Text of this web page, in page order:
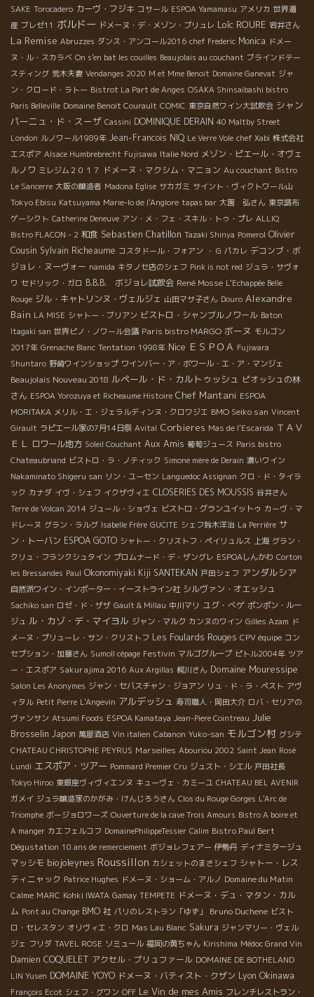
SAKE Torocadero カーヴ・フジキ コサール ESPOA Yamamasu アメリカ 世界遺
産 ブレゼ11 ボルドー ドメーヌ・デ・メゾン・ブリュレ Loïc ROURE 岩井さん
La Remise Abruzzes ダンス・アンコール2016 chef Frederic Monica ドメー
ヌ・ル・スカラベ On s'en bat les couilles Beaujolais au couchant ブラインドテー
スティング 荒木夫妻 Vendanges 2020 M et Mme Benoit Domaine Ganevat ジャ
ン・クロード・ラトー Bistrot La Part de Anges OSAKA Shinsaibashi bistro
Paris Belleville Domaine Benoit Courault COMIC 東京自然ワイン大試飲会 シャン
パーニュ・ド・スーザ Cassini DOMINIQUE DERAIN 40 Maltby Street
London ルノワール1989年 Jean-Francois NIQ Le Verre Vole chef Xabi 株式会社
エスポア Alsace Humbrebrecht Fujisawa Italie Nord メゾン・ピエール・オヴェ
ルノワ ミレジム２０１７ ドメーヌ・マクシム・マニョン Au couchant Bistro
Le Sancerre 大阪の醸造者 Madona Eglise サカガミ サイント・ヴィクトワール山
Tokyo Ebisu Katsuyama Marie-lo de l'Anglore tapas bar 大園 弘さん 東京調布
ゲーシクト Catherine Deneuve アン・メ・フェ・スキル・トゥ・プレ ALLIQ
Bistro FLACON - 2 和食 Sebastien Chatillon Tazaki Shinya Pomerol Olivier
Cousin Sylvain Richeaume コスタドール・フォアン ・ G パカレ デコンブ・ボ
ジョレ・ヌーヴォー namida キタノセ店のシェフ Pink is not red ジュラ・サヴォ
ワ セドリック・ガロ B.B.B. ボジョレ試飲会 René Mosse L'Echappée Belle
Rouge ジル・キャトリンヌ・ヴェルジェ 山田マサ子さん Douro Alexandre
Bain LA MISE シャトー・ブリアン ビストロ・シャンブルノワール Baton
Itagaki san 世界ピノ・ノワール会議 Paris bistro MARGO ボーヌ モルゴン
2017年 Grenache Blanc Tentation 1998年 Nice ＥＳＰＯＡ Fujiwara
Shuntaro 野崎ワインショップ ワインバー・ア・ボワール・エ・ア・マンジェ
Beaujolais Nouveau 2018 ルペール・ド・カルトゥッシュ ピオッシュの林
さん ESPOA Yorozuya et Richeaume Histoire Chef Mantani ESPOA
MORITAKA メリル・エ・ジェラルディンヌ・クロワジエ BMO Seiko san Vincent
Girault ラピエール家の7月14日祭 Avital Corbieres Mas de l'Escarida ＴＡＶ
ＥＬ ロワール地方 Soleil Couchant Aux Amis 葡萄ジュース Paris bistro
Chateaubriand ビストロ・ラ・ノティック Simone mère de Derain 濃いワイン
Nakaminato Shigeru san リン・ユーセン Languedoc Assignan クロ・ド・タイラ
ック カナダ イヴ・シェフ イクザヴィエ CLOSERIES DES MOUSSIS 谷井さん
Terre de Volcan 2014 ジュール・ショヴェ ビストロ・グランユイットゥ カーヴ・マ
ドレーヌ グラン・ラルグ Isabelle Frère GUCITE シェフ鈴木洋治 La Perrière サ
ン・トーバン ESPOA GOTO シャトー・クリストフ・ペイリュルス 上海 グラン・
クリュ・フランクシュタイン プロムナード・デ・ザングレ ESPOAしんかわ Corton
les Bressandes Paul Okonomiyaki Kiji SANTEKAN 戸田シェフ アンダルシア
自然派ワイン・インポーター・イーストライン社 シルヴァン・オエッシュ
Sachiko san ロゼ・ド・ザザ Gault & Millau 中川マリ ユグ・べゲ ポンポン・ルー
ジュ ル・カゾ・デ・マイヨル ジャン・マルク カンヌのワイン Gilles Azam ド
メーヌ・プリューレ・サン・クリストフ Les Foulards Rouges CPV équipe コン
セプション・加藤さん Sumoll cépage Festivin マルゴグループ ピトル2004年 ツア
ー・エスポア Sakurajima 2016 Aux Argillas 梶川さん Domaine Mouressipe
Salon Les Anonymes ジャン・セバスチャン・ジョアン リュ・ド・ラ・ペスト アヴ
ィタル Petit Pierre L'Angevin アルデッシュ 寿司職人・岡田大介 ロバ・セリアの
ヴァンサン Atsumi Foods ESPOA Kamataya Jean-Piere Cointreau Julie
Brosselin Japon 萬屋酒店 Vin italien Cabanon Yuko-san モルゴン村 グシテ
CHATEAU CHRISTOPHE PEYRUS Marseilles Abouriou 2002 Saint Jean Rosé
Lundi エスポア・ツアー Pommard Premier Cru ジュスト・シエル 戸田社長
Tokyo Hiroo 東銀座ヴィヴィエンヌ キューヴェ・カミーユ CHATEAU BEL AVENIR
ガメイ ジュラ醸造家のかがみ・けんじろうさん Clos du Rouge Gorges L'Arc de
Triomphe ボージョロワーズ Ouverture de la cave Trois Amours Bistro A boire et
A manger カエフェルコフ DomainePhilippeTessier Calim Bistro Paul Bert
Dégustation 10 ans de remerciement ボジョレフェアー 伊勢丹 ディナミタージュ
マッシモ biojoleynes Roussillon カシェットのまさシェフ シャトー・レス
ティニャック Patrice Hughes ドメーヌ・ショーム・アルノ Domaine du Matin
Calme MARC Kohki IWATA Gamay TEMPETE ドメーヌ・デュ・マタン・カル
ム Pont au Change BMO 社 パリのレストラン「ゆず」 Bruno Duchene ビスト
ロ・セレスタン オリヴィエ・クロ Mas Lau Blanc Sakura ジャンマリー・ヴェル
ジェ フリダ TAVEL ROSE ソミュール 福岡の黄ちゃん Kirishima Médoc Grand Vin
Damien COQUELET アクセル・プリュファール DOMAINE DE BOTHELAND
LIN Yusen DOMAINE YOYO ドメーヌ・バティスト・クザン Lyon Okinawa
François Ecot シェフ・グワン OFF Le Vin de mes Amis フレンチレストラン・